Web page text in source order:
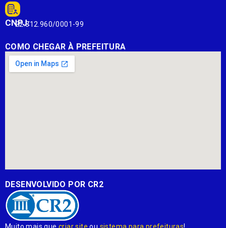
CNPJ:
22.812.960/0001-99
COMO CHEGAR À PREFEITURA
DESENVOLVIDO POR CR2